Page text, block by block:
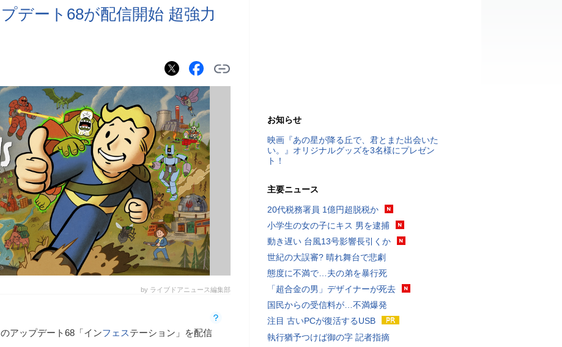
デート68が配信開始 超強力
by ライブドアニュース編集部
アップデート68「インフェステーション」を配信
お知らせ
映画『あの星が降る丘で、君とまた出会いた
い。』オリジナルグッズを3名様にプレゼン
ト！
主要ニュース
20代税務署員 1億円超脱税か
小学生の女の子にキス 男を逮捕
動き遅い 台風13号影響長引くか
世紀の大誤審? 晴れ舞台で悲劇
態度に不満で…夫の弟を暴行死
「超合金の男」デザイナーが死去
国民からの受信料が…不満爆発
注目 古いPCが復活するUSB
執行猶予つけば御の字 記者指摘